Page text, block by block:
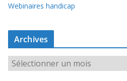
Webinaires handicap
Archives
r